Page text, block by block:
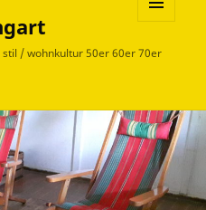
/ wohnkultur 50er 60er 70erWIDGETS